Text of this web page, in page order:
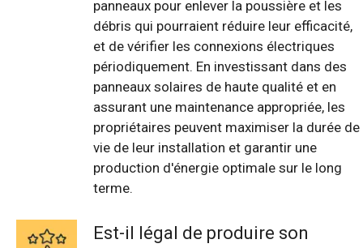
panneaux pour enlever la poussière et les
débris qui pourraient réduire leur efficacité,
et de vérifier les connexions électriques
périodiquement. En investissant dans des
panneaux solaires de haute qualité et en
assurant une maintenance appropriée, les
propriétaires peuvent maximiser la durée de
vie de leur installation et garantir une
production d'énergie optimale sur le long
terme.
Est-il légal de produire son